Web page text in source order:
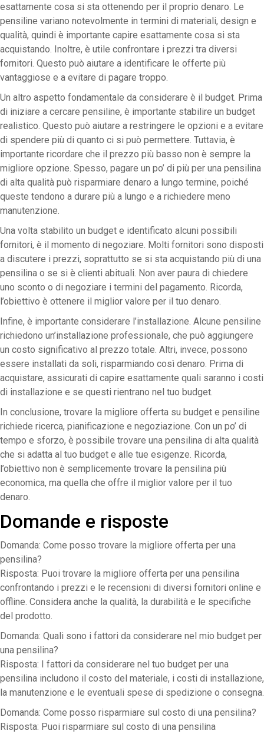
esattamente cosa si sta ottenendo per il proprio denaro. Le
pensiline variano notevolmente in termini di materiali, design e
qualità, quindi è importante capire esattamente cosa si sta
acquistando. Inoltre, è utile confrontare i prezzi tra diversi
fornitori. Questo può aiutare a identificare le offerte più
vantaggiose e a evitare di pagare troppo.
Un altro aspetto fondamentale da considerare è il budget. Prima
di iniziare a cercare pensiline, è importante stabilire un budget
realistico. Questo può aiutare a restringere le opzioni e a evitare
di spendere più di quanto ci si può permettere. Tuttavia, è
importante ricordare che il prezzo più basso non è sempre la
migliore opzione. Spesso, pagare un po’ di più per una pensilina
di alta qualità può risparmiare denaro a lungo termine, poiché
queste tendono a durare più a lungo e a richiedere meno
manutenzione.
Una volta stabilito un budget e identificato alcuni possibili
fornitori, è il momento di negoziare. Molti fornitori sono disposti
a discutere i prezzi, soprattutto se si sta acquistando più di una
pensilina o se si è clienti abituali. Non aver paura di chiedere
uno sconto o di negoziare i termini del pagamento. Ricorda,
l’obiettivo è ottenere il miglior valore per il tuo denaro.
Infine, è importante considerare l’installazione. Alcune pensiline
richiedono un’installazione professionale, che può aggiungere
un costo significativo al prezzo totale. Altri, invece, possono
essere installati da soli, risparmiando così denaro. Prima di
acquistare, assicurati di capire esattamente quali saranno i costi
di installazione e se questi rientrano nel tuo budget.
In conclusione, trovare la migliore offerta su budget e pensiline
richiede ricerca, pianificazione e negoziazione. Con un po’ di
tempo e sforzo, è possibile trovare una pensilina di alta qualità
che si adatta al tuo budget e alle tue esigenze. Ricorda,
l’obiettivo non è semplicemente trovare la pensilina più
economica, ma quella che offre il miglior valore per il tuo
denaro.
Domande e risposte
Domanda: Come posso trovare la migliore offerta per una
pensilina?
Risposta: Puoi trovare la migliore offerta per una pensilina
confrontando i prezzi e le recensioni di diversi fornitori online e
offline. Considera anche la qualità, la durabilità e le specifiche
del prodotto.
Domanda: Quali sono i fattori da considerare nel mio budget per
una pensilina?
Risposta: I fattori da considerare nel tuo budget per una
pensilina includono il costo del materiale, i costi di installazione,
la manutenzione e le eventuali spese di spedizione o consegna.
Domanda: Come posso risparmiare sul costo di una pensilina?
Risposta: Puoi risparmiare sul costo di una pensilina